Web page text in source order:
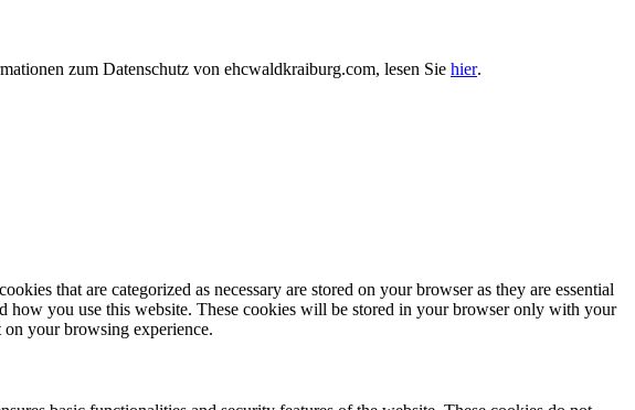
zum Datenschutz von ehcwaldkraiburg.com, lesen Sie hier.
that are categorized as necessary are stored on your browser as they are essential
how you use this website. These cookies will be stored in your browser only with your
your browsing experience.